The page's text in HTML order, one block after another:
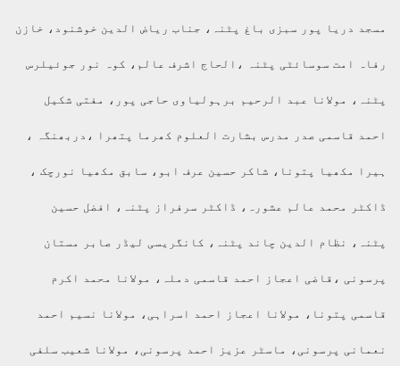
دریا پور سبزی باغ پٹنہ، جناب ریاض الدین خوشنود، خازن
امت سوسائٹی پٹنہ ،الحاج اشرف عالم، کوہ نور جوئیلرس
مولانا عبد الرحیم برہولیاوی حاجی پور، مفتی شکیل
قاسمی صدر مدرس بشارت العلوم کھرما پتھرا ،دربھنگہ ،
مکھیا پتونا، شاکر حسین عرف ابو، سابق مکھیا نورچک ،
محمد عالم عشورہ، ڈاکٹر سرفراز پٹنہ، افضل حسین
نظام الدین چاند پٹنہ، کانگریسی لیڈر صابر مستان
،قاضی اعجاز احمد قاسمی دملہ، مولانا محمد اکرم
پتونا، مولانا اعجاز احمد اسراہی، مولانا نسیم احمد
پرسونی، ماسٹر عزیز احمد پرسونی، مولانا شعیب سلفی